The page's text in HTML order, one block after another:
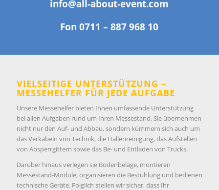
info@all-about-event.com
Fon0711 – 887 968 10
VIELSEITIGE UNTERSTÜTZUNG –
MESSEHELFER FÜR JEDE AUFGABE
Unsere Messehelfer bieten Ihnen umfassende Unterstützung
bei allen Aufgaben rund um Ihren Messestand. Sie übernehmen
nicht nur den Auf- und Abbau, sondern kümmern sich auch um
das Verkabeln von Technik, die Hallenreinigung, das Aufstellen
von Absperrgittern sowie das Be- und Entladen von Trucks.
Darüber hinaus verlegen sie Bodenbeläge, montieren
Messestand-Module, organisieren die Bestuhlung und bedienen
technische Geräte. Folglich stellen wir sicher, dass Ihr